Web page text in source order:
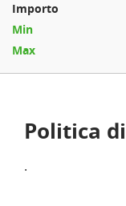
Politica
.